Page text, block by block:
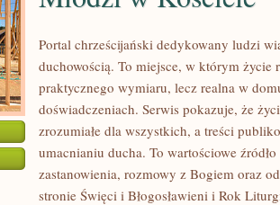
Portal chrześcijański dedykowany ludzi
duchowością. To miejsce, w którym życie
praktycznego wymiaru, lecz realna w
doświadczeniach. Serwis pokazuje, że
zrozumiałe dla wszystkich, a treści
umacnianiu ducha. To wartościowe
zastanowienia, rozmowy z Bogiem oraz
stronie Święci i Błogosławieni i Rok